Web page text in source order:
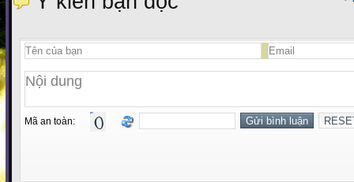
Mã an toàn: